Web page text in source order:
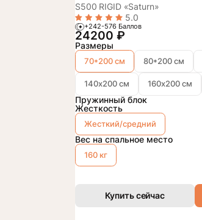
S500 RIGID «Saturn»
5.0
+242-576 Баллов
24200 ₽
Размеры
70*200 см 80*200 см
140х200 см 160х200 см
Пружинный блок
Жесткость
Жесткий/средний
Вес на спальное место
160 кг
Купить сейчас